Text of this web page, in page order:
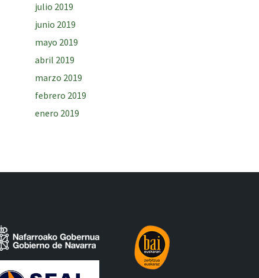
julio 2019
junio 2019
mayo 2019
abril 2019
marzo 2019
febrero 2019
enero 2019